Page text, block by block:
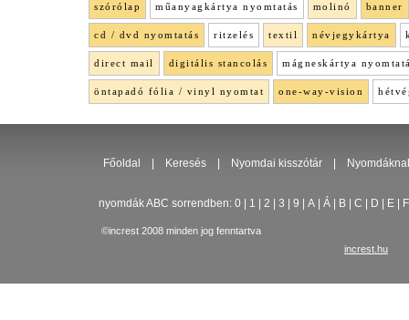
szórólap műanyagkártya nyomtatás molinó banner
cd / dvd nyomtatás ritzelés textil névjegykártya
direct mail digitális stancolás mágneskártya
öntapadó fólia / vinyl nyomtat one-way-vision
Főoldal Keresés Nyomdai kisszótár
nyomdák ABC sorrendben: 0 1 2 3 9 A Á B C D E F
©increst 2008 minden jog fenntartva
increst.hu